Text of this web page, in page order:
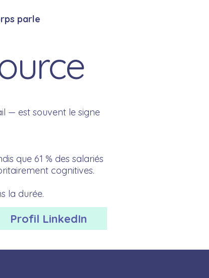
parle
— est souvent le signe
que 61 % des salariés
cognitives.
la durée.
Profil LinkedIn